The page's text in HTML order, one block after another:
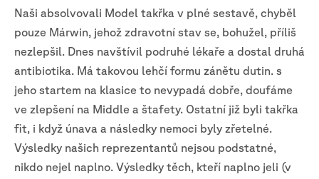
Naši absolvovali Model takřka v plné sestavě, chyběl
pouze Márwin, jehož zdravotní stav se, bohužel, příliš
nezlepšil. Dnes navštívil podruhé lékaře a dostal druhá
antibiotika. Má takovou lehčí formu zánětu dutin. s
jeho startem na klasice to nevypadá dobře, doufáme
ve zlepšení na Middle a štafety. Ostatní již byli takřka
fit, i když únava a následky nemoci byly zřetelné.
Výsledky našich reprezentantů nejsou podstatné,
nikdo nejel naplno. Výsledky těch, kteří naplno jeli (v